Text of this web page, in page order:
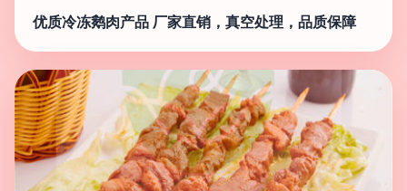
优质冷冻鹅肉产品 厂家直销，真空处理，品质保障